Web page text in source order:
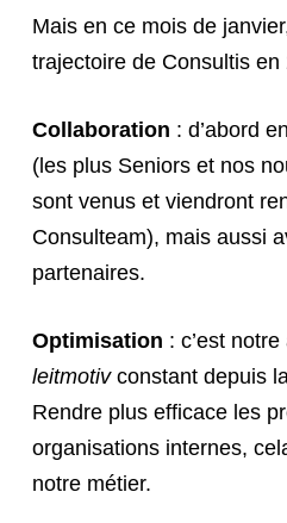
Mais en ce mois de
trajectoire de Consultis en
Collaboration : d’abord
(les plus Seniors et nos
sont venus et viendront
Consulteam), mais aussi
partenaires.
Optimisation : c’est
leitmotivconstant depuis
Rendre plus efficace les
organisations internes,
notre métier.